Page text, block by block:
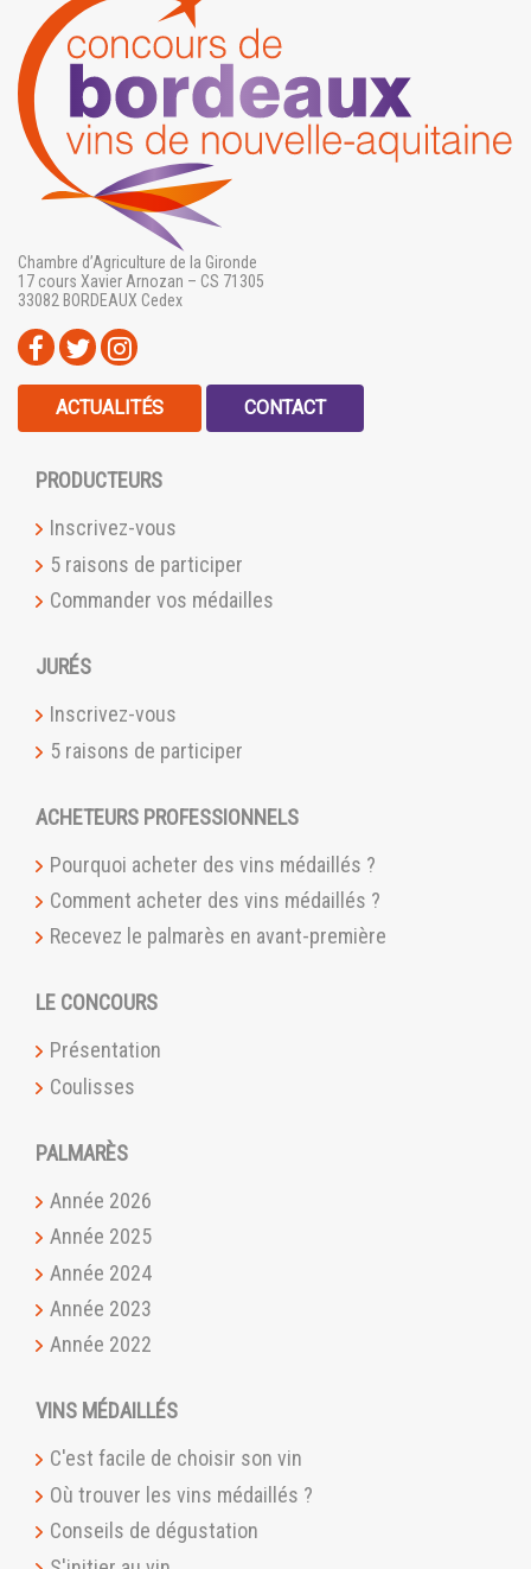
Chambre d’Agriculture de la Gironde
17 cours Xavier Arnozan – CS 71305
33082 BORDEAUX Cedex
ACTUALITÉS CONTACT
PRODUCTEURS
Inscrivez-vous
5 raisons de participer
Commander vos médailles
JURÉS
Inscrivez-vous
5 raisons de participer
ACHETEURS PROFESSIONNELS
Pourquoi acheter des vins médaillés ?
Comment acheter des vins médaillés ?
Recevez le palmarès en avant-première
LE CONCOURS
Présentation
Coulisses
PALMARÈS
Année 2026
Année 2025
Année 2024
Année 2023
Année 2022
VINS MÉDAILLÉS
C'est facile de choisir son vin
Où trouver les vins médaillés ?
Conseils de dégustation